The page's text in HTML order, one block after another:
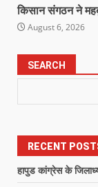
किसान संगठन ने
August 6, 2026
SEARCH
RECENT
हापुड कांग्रेस के